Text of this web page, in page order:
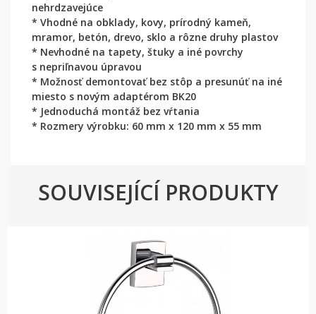
nehrdzavejúce
* Vhodné na obklady, kovy, prírodný kameň,
mramor, betón, drevo, sklo a rôzne druhy plastov
* Nevhodné na tapety, štuky a iné povrchy
s nepriľnavou úpravou
* Možnosť demontovať bez stôp a presunúť na iné
miesto s novým adaptérom BK20
* Jednoduchá montáž bez vŕtania
* Rozmery výrobku: 60 mm x 120 mm x 55 mm
SOUVISEJÍCÍ PRODUKTY